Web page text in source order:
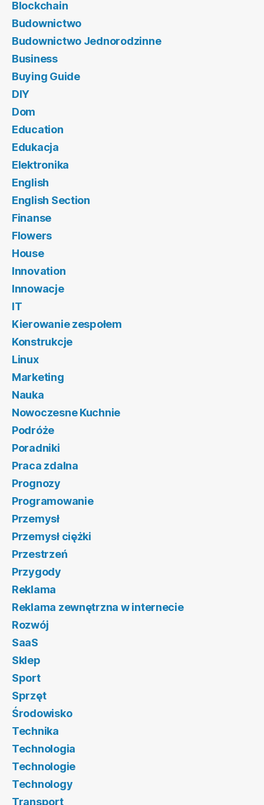
Blockchain
Budownictwo
Budownictwo Jednorodzinne
Business
Buying Guide
DIY
Dom
Education
Edukacja
Elektronika
English
English Section
Finanse
Flowers
House
Innovation
Innowacje
IT
Kierowanie zespołem
Konstrukcje
Linux
Marketing
Nauka
Nowoczesne Kuchnie
Podróże
Poradniki
Praca zdalna
Prognozy
Programowanie
Przemysł
Przemysł ciężki
Przestrzeń
Przygody
Reklama
Reklama zewnętrzna w internecie
Rozwój
SaaS
Sklep
Sport
Sprzęt
Środowisko
Technika
Technologia
Technologie
Technology
Transport